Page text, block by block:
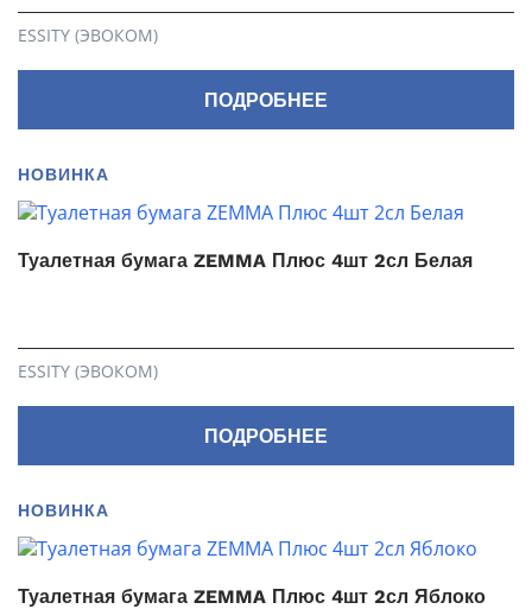
ESSITY (ЭВОКОМ)
ПОДРОБНЕЕ
НОВИНКА
Туалетная бумага ZEMMA Плюс 4шт 2сл Белая
ESSITY (ЭВОКОМ)
ПОДРОБНЕЕ
НОВИНКА
Туалетная бумага ZEMMA Плюс 4шт 2сл Яблоко